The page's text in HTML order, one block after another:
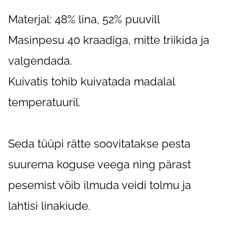
Materjal: 48% lina, 52% puuvill
Masinpesu 40 kraadiga, mitte triikida ja
valgendada.
Kuivatis tohib kuivatada madalal
temperatuuril.
Seda tüüpi rätte soovitatakse pesta
suurema koguse veega ning pärast
pesemist võib ilmuda veidi tolmu ja
lahtisi linakiude.